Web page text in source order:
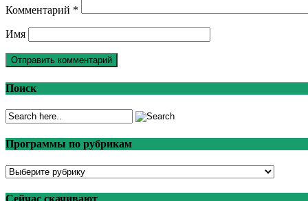
Комментарий *
Имя
Поиск
Программы по рубрикам
Программы
рубрикам
Сейчас скачивают